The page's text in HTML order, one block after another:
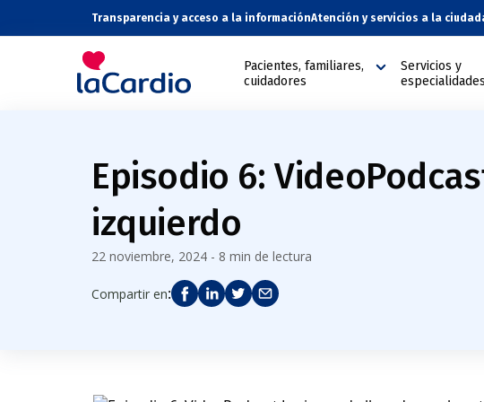
Transparencia y acceso a la informaciónAtención y servicios a la
Pacientes, familiares,
cuidadores
Servicios y
especialidades
Episodio 6:
izquierdo
22 noviembre, 2024 - 8 min de lectura
Compartir en: